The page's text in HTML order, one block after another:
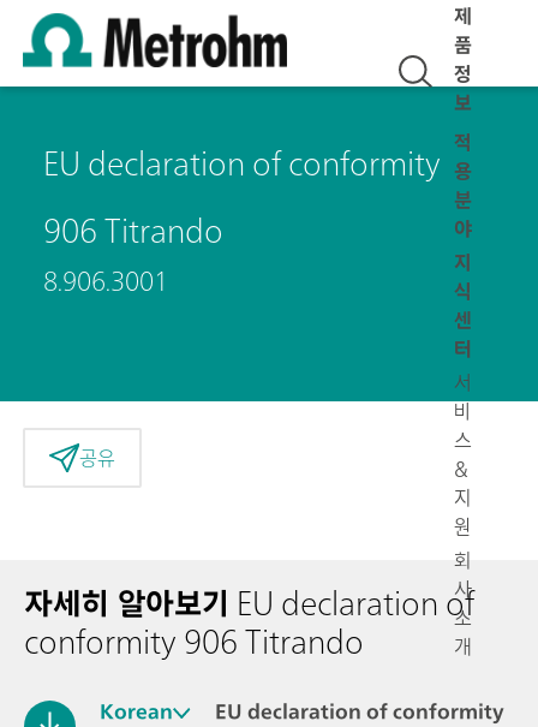
제
품
정
보
적
용
분
야
지
식
센
터
서
비
스
&
지
원
회
사
소
개
EU declaration of conformity
906 Titrando
8.906.3001
공유
자세히 알아보기 EU declaration of
conformity 906 Titrando
Korean
EU declaration of conformity